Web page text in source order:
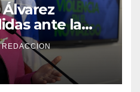
ante la
noviazgo
REDACCION